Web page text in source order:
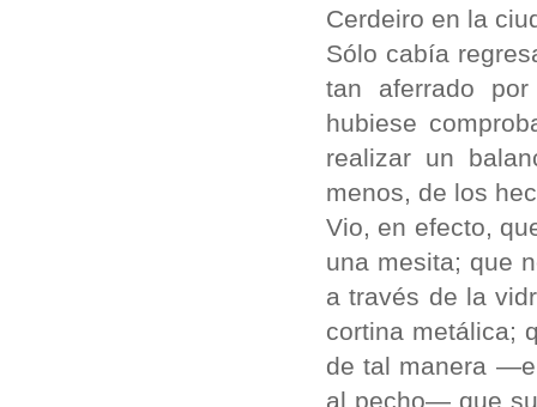
Cerdeiro en la
Sólo cabía
tan aferrado
hubiese
realizar un
menos, de los
Vio, en efecto,
una mesita; que
a través de la
cortina metálica;
de tal manera
al pecho— que